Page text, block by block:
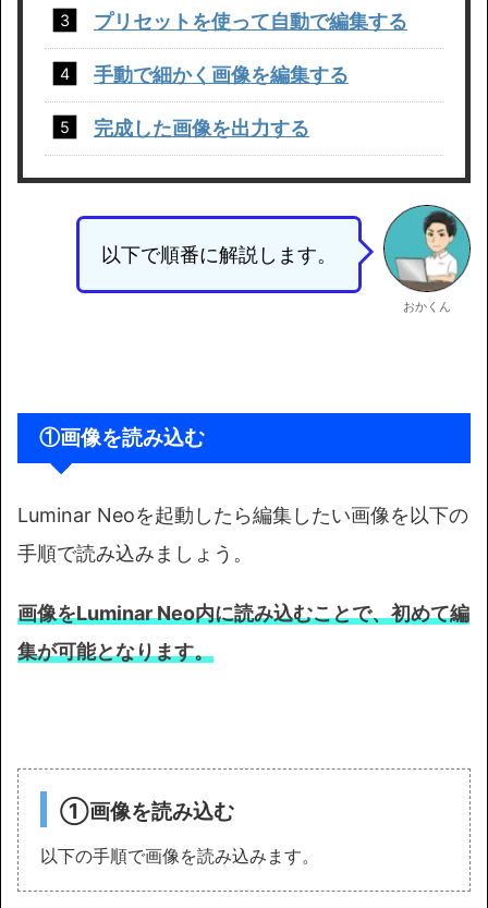
プリセットを使って自動で編集する
手動で細かく画像を編集する
完成した画像を出力する
以下で順番に解説します。
おかくん
①画像を読み込む
Luminar Neoを起動したら編集したい画像を以下の
手順で読み込みましょう。
画像をLuminar Neo内に読み込むことで、初めて編
集が可能となります。
①画像を読み込む
以下の手順で画像を読み込みます。